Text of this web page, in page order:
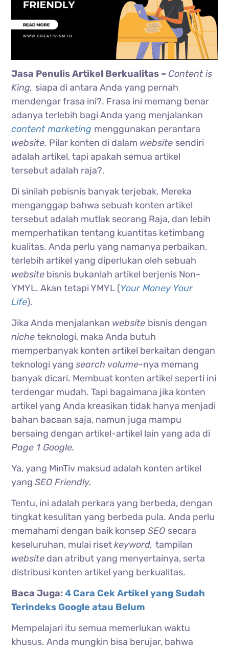
Jasa Penulis Artikel Berkualitas – Content is
King, siapa di antara Anda yang pernah
mendengar frasa ini?. Frasa ini memang benar
adanya terlebih bagi Anda yang menjalankan
content marketing menggunakan perantara
website. Pilar konten di dalam website sendiri
adalah artikel, tapi apakah semua artikel
tersebut adalah raja?.
Di sinilah pebisnis banyak terjebak. Mereka
menganggap bahwa sebuah konten artikel
tersebut adalah mutlak seorang Raja, dan lebih
memperhatikan tentang kuantitas ketimbang
kualitas. Anda perlu yang namanya perbaikan,
terlebih artikel yang diperlukan oleh sebuah
website bisnis bukanlah artikel berjenis Non-
YMYL. Akan tetapi YMYL (Your Money Your
Life).
Jika Anda menjalankan website bisnis dengan
nicheteknologi, maka Anda butuh
memperbanyak konten artikel berkaitan dengan
teknologi yangsearch volume-nya memang
banyak dicari. Membuat konten artikel seperti ini
terdengar mudah. Tapi bagaimana jika konten
artikel yang Anda kreasikan tidak hanya menjadi
bahan bacaan saja, namun juga mampu
bersaing dengan artikel-artikel lain yang ada di
Page 1 Google.
Ya, yang MinTiv maksud adalah konten artikel
yangSEO Friendly.
Tentu, ini adalah perkara yang berbeda, dengan
tingkat kesulitan yang berbeda pula. Anda perlu
memahami dengan baik konsepSEO secara
keseluruhan, mulai risetkeyword,tampilan
website dan atribut yang menyertainya, serta
distribusi konten artikel yang berkualitas.
Baca Juga:4 Cara Cek Artikel yang Sudah
Terindeks Google atau Belum
Mempelajari itu semua memerlukan waktu
khusus. Anda mungkin bisa berujar, bahwa